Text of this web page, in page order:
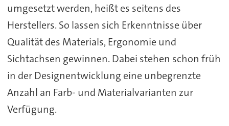
umgesetzt werden, heißt es seitens des
Herstellers. So lassen sich Erkenntnisse über
Qualität des Materials, Ergonomie und
Sichtachsen gewinnen. Dabei stehen schon früh
in der Designentwicklung eine unbegrenzte
Anzahl an Farb- und Materialvarianten zur
Verfügung.